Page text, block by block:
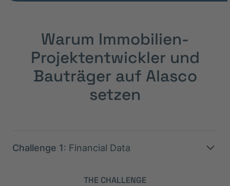
Warum Immobilien-
Projektentwickler und
Bauträger auf Alasco
setzen
Challenge 1: Financial Data
THE CHALLENGE